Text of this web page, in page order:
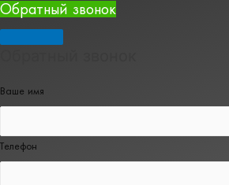
Обратный звонок
Ваше имя
Телефон